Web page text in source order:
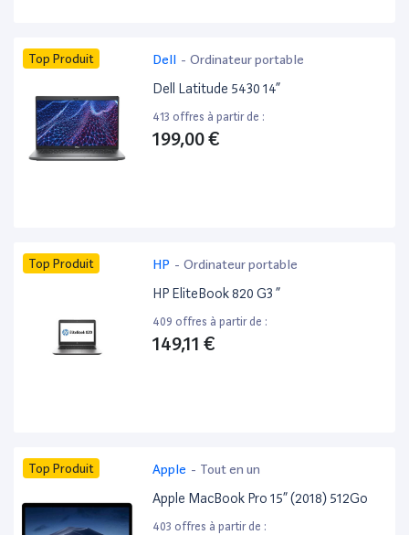
Top Produit Dell - Ordinateur portable
Dell Latitude 5430 14”
413 offres à partir de :
199,00 €
Top Produit HP - Ordinateur portable
HP EliteBook 820 G3 ”
409 offres à partir de :
149,11 €
Top Produit Apple - Tout en un
Apple MacBook Pro 15” (2018) 512Go
403 offres à partir de :